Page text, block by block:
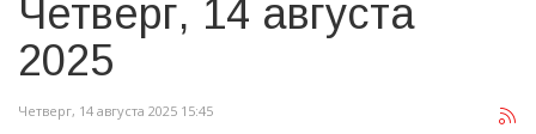
Четверг, 14 августа
2025
Четверг, 14 августа 2025 15:45